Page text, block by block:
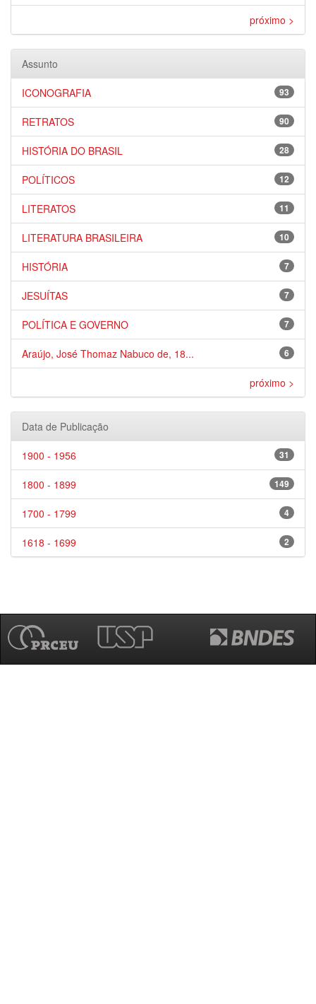
próximo >
Assunto
93
ICONOGRAFIA
90
RETRATOS
28
HISTÓRIA DO BRASIL
12
POLÍTICOS
11
LITERATOS
10
LITERATURA BRASILEIRA
7
HISTÓRIA
7
JESUÍTAS
7
POLÍTICA E GOVERNO
6
Araújo, José Thomaz Nabuco de, 18...
próximo >
Data de Publicação
31
1900 - 1956
149
1800 - 1899
4
1700 - 1799
2
1618 - 1699